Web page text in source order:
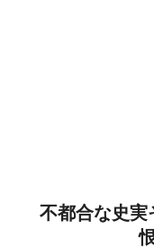
不都合な史実